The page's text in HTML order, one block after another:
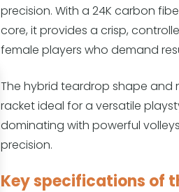
precision. With a 24K carbon
core, it provides a crisp,
female players who demand
The hybrid teardrop shape and
racket ideal for a versatile
dominating with powerful
precision.
Key specifications of